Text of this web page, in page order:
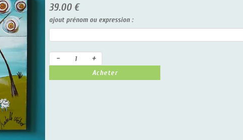
39.00 €
ajout prénom ou expression :
Acheter